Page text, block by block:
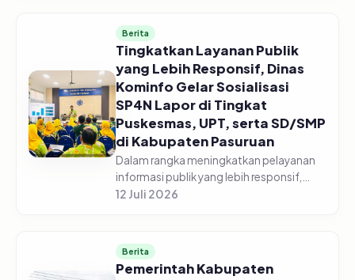
Statistik Se...
Berita
Tingkatkan Layanan Publik
yang Lebih Responsif, Dinas
Kominfo Gelar Sosialisasi
SP4N Lapor di Tingkat
Puskesmas, UPT, serta SD/SMP
di Kabupaten Pasuruan
Dalam rangka meningkatkan pelayanan
informasi publik yang lebih responsif,
Pemerintah Kabupaten Pasuruan melalui
12 Juli 2026
Berita
Pemerintah Kabupaten